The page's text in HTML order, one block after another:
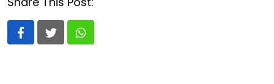
Whatsapp